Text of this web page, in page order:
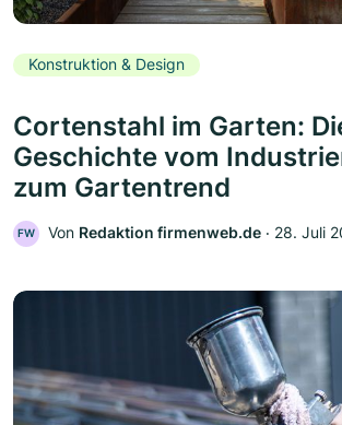
Konstruktion & Design
Cortenstahl im Garten:
Geschichte vom
zum Gartentrend
FW Von Redaktion firmenweb.de ‧ 28. Juli